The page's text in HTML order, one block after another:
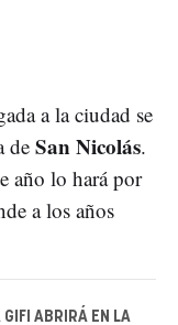
a la ciudad se
de San Nicolás.
año lo hará por
a los años
GIFI ABRIRÁ EN LA